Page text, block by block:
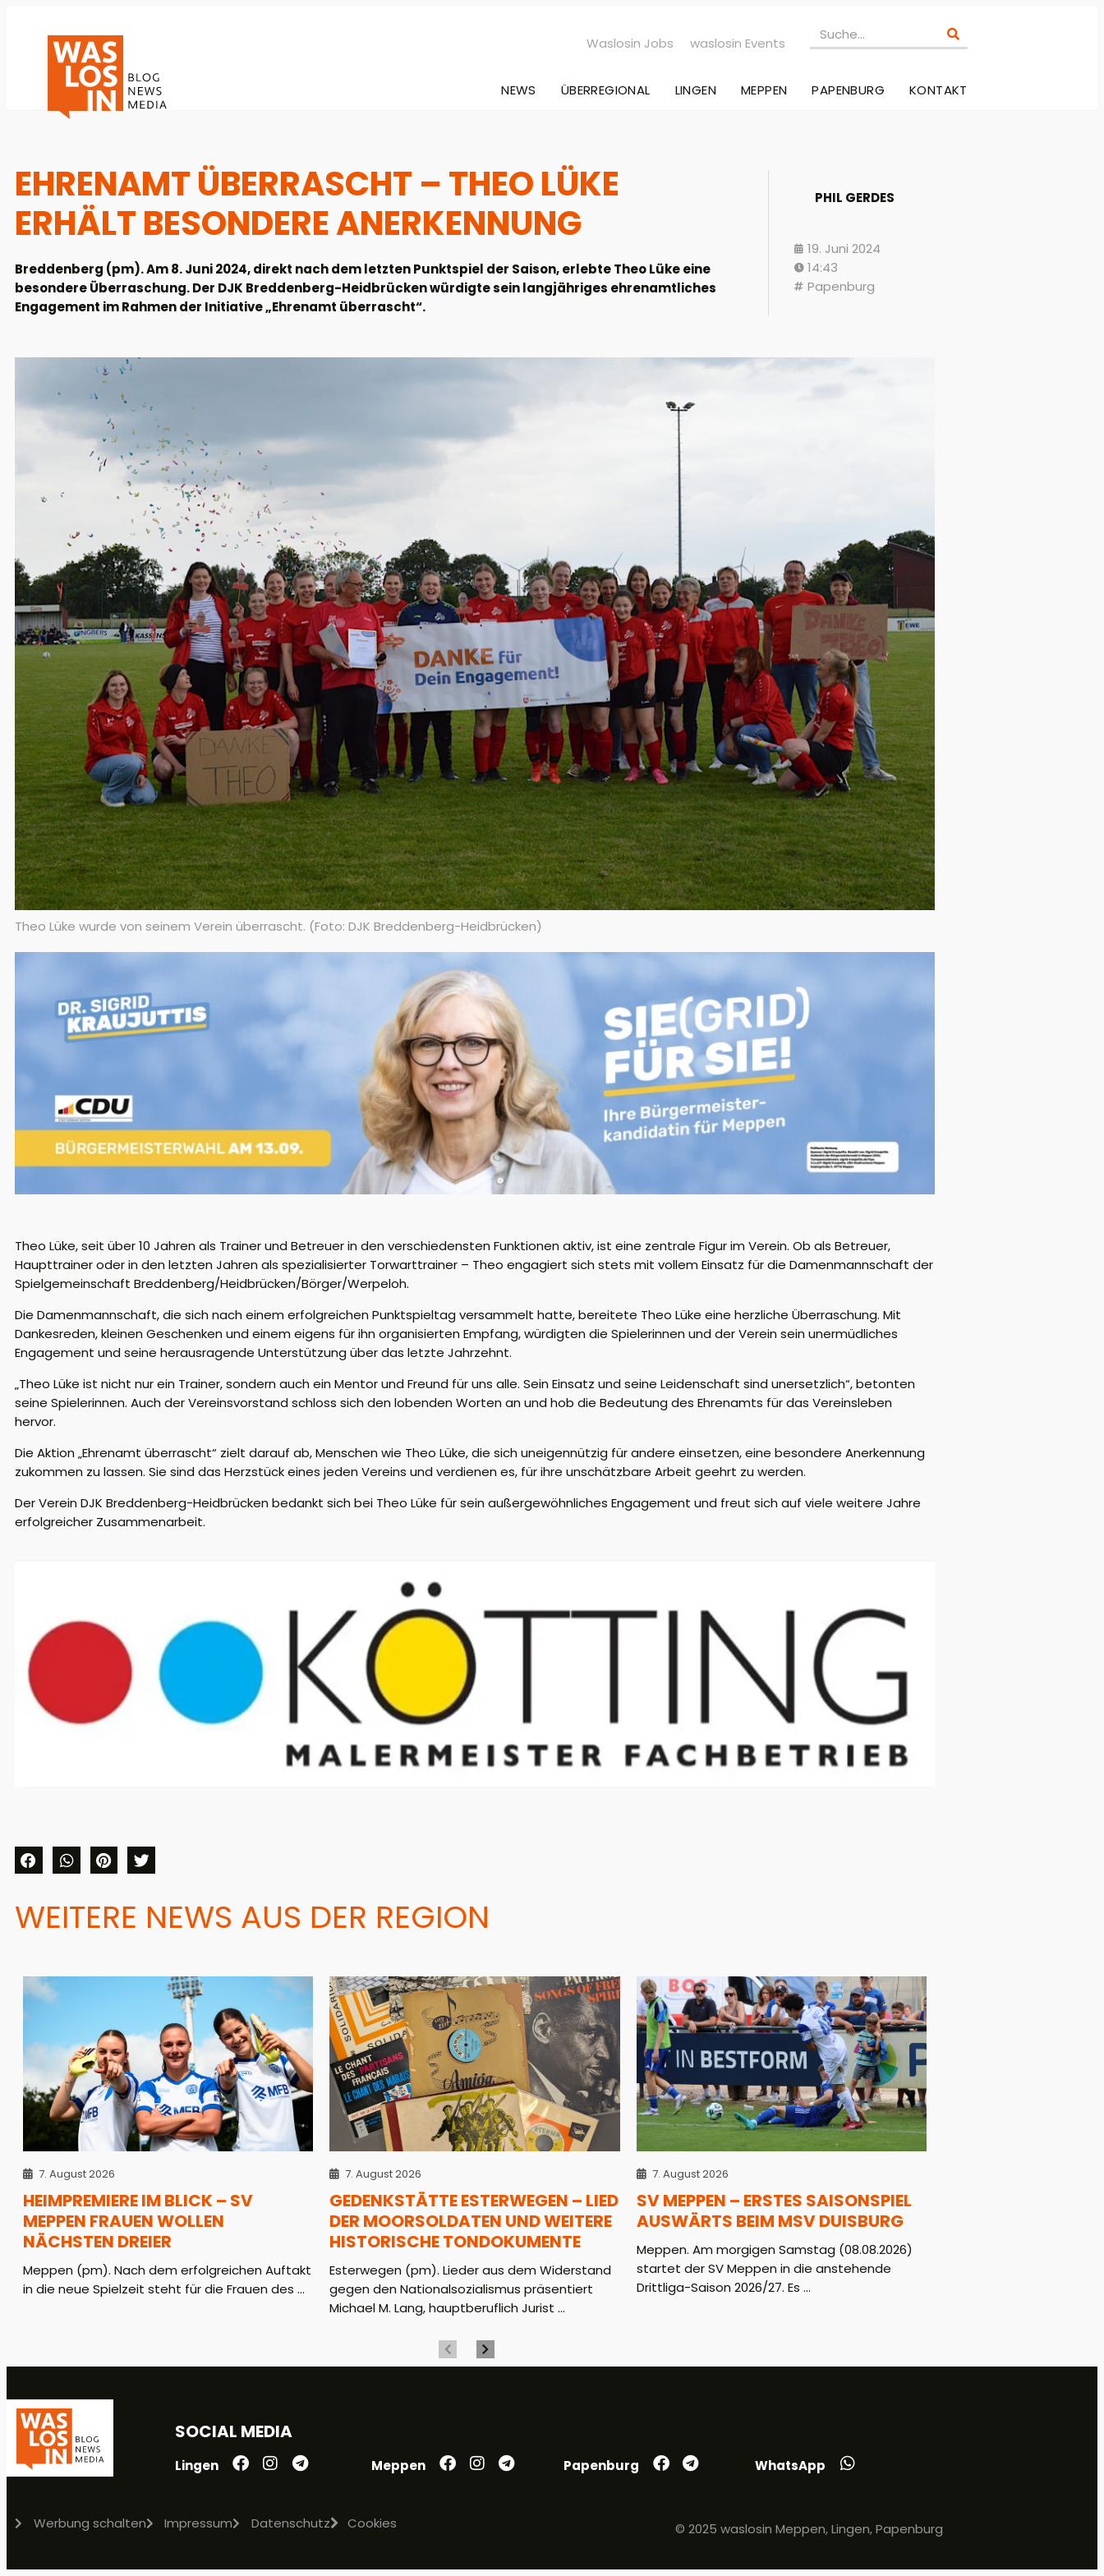
Waslosin Jobs waslosin Events
NEWS ÜBERREGIONAL LINGEN MEPPEN PAPENBURG KONTAKT
EHRENAMT ÜBERRASCHT – THEO LÜKE
ERHÄLT BESONDERE ANERKENNUNG
Breddenberg (pm). Am 8. Juni 2024, direkt nach dem letzten Punktspiel der Saison, erlebte Theo Lüke eine
besondere Überraschung. Der DJK Breddenberg-Heidbrücken würdigte sein langjähriges ehrenamtliches
Engagement im Rahmen der Initiative „Ehrenamt überrascht“.
PHIL GERDES
19. Juni 2024
14:43
Papenburg
Theo Lüke wurde von seinem Verein überrascht. (Foto: DJK Breddenberg-Heidbrücken)
Theo Lüke, seit über 10 Jahren als Trainer und Betreuer in den verschiedensten Funktionen aktiv, ist eine zentrale Figur im Verein. Ob als Betreuer,
Haupttrainer oder in den letzten Jahren als spezialisierter Torwarttrainer – Theo engagiert sich stets mit vollem Einsatz für die Damenmannschaft der
Spielgemeinschaft Breddenberg/Heidbrücken/Börger/Werpeloh.
Die Damenmannschaft, die sich nach einem erfolgreichen Punktspieltag versammelt hatte, bereitete Theo Lüke eine herzliche Überraschung. Mit
Dankesreden, kleinen Geschenken und einem eigens für ihn organisierten Empfang, würdigten die Spielerinnen und der Verein sein unermüdliches
Engagement und seine herausragende Unterstützung über das letzte Jahrzehnt.
„Theo Lüke ist nicht nur ein Trainer, sondern auch ein Mentor und Freund für uns alle. Sein Einsatz und seine Leidenschaft sind unersetzlich“, betonten
seine Spielerinnen. Auch der Vereinsvorstand schloss sich den lobenden Worten an und hob die Bedeutung des Ehrenamts für das Vereinsleben
hervor.
Die Aktion „Ehrenamt überrascht“ zielt darauf ab, Menschen wie Theo Lüke, die sich uneigennützig für andere einsetzen, eine besondere Anerkennung
zukommen zu lassen. Sie sind das Herzstück eines jeden Vereins und verdienen es, für ihre unschätzbare Arbeit geehrt zu werden.
Der Verein DJK Breddenberg-Heidbrücken bedankt sich bei Theo Lüke für sein außergewöhnliches Engagement und freut sich auf viele weitere Jahre
erfolgreicher Zusammenarbeit.
WEITERE NEWS AUS DER REGION
7. August 2026
HEIMPREMIERE IM BLICK – SV
MEPPEN FRAUEN WOLLEN
NÄCHSTEN DREIER
Meppen (pm). Nach dem erfolgreichen Auftakt
in die neue Spielzeit steht für die Frauen des ...
7. August 2026
GEDENKSTÄTTE ESTERWEGEN – LIED
DER MOORSOLDATEN UND WEITERE
HISTORISCHE TONDOKUMENTE
Esterwegen (pm). Lieder aus dem Widerstand
gegen den Nationalsozialismus präsentiert
Michael M. Lang, hauptberuflich Jurist ...
7. August 2026
SV MEPPEN – ERSTES SAISONSPIEL
AUSWÄRTS BEIM MSV DUISBURG
Meppen. Am morgigen Samstag (08.08.2026)
startet der SV Meppen in die anstehende
Drittliga-Saison 2026/27. Es ...
SOCIAL MEDIA
Lingen Meppen Papenburg WhatsApp
Werbung schalten Impressum Datenschutz Cookies © 2025 waslosin Meppen, Lingen, Papenburg